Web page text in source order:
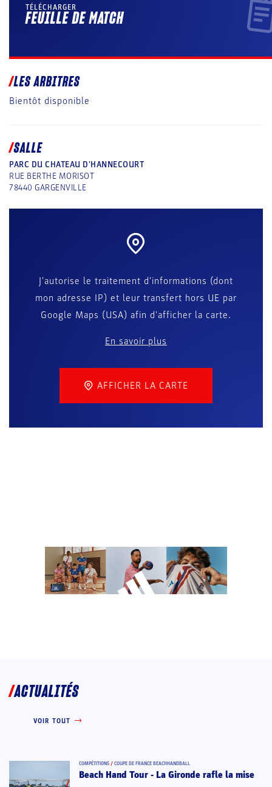
TÉLÉCHARGER
FEUILLE DE MATCH
LES ARBITRES
Bientôt disponible
SALLE
PARC DU CHATEAU D'HANNECOURT
RUE BERTHE MORISOT
78440 GARGENVILLE
J'autorise le traitement d'informations (dont
mon adresse IP) et leur transfert hors UE par
Google Maps (USA) afin d'afficher la carte.
En savoir plus
AFFICHER LA CARTE
ACTUALITÉS
VOIR TOUT
COMPÉTITIONS / COUPE DE FRANCE BEACHHANDBALL
Beach Hand Tour - La Gironde rafle la mise